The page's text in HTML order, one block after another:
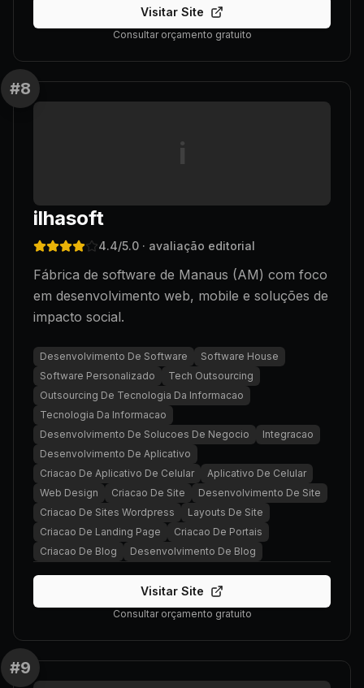
Visitar Site
Consultar orçamento gratuito
#8
i
ilhasoft
4.4/5.0 · avaliação editorial
Fábrica de software de Manaus (AM) com foco
em desenvolvimento web, mobile e soluções de
impacto social.
Desenvolvimento De Software
Software House
Software Personalizado
Tech Outsourcing
Outsourcing De Tecnologia Da Informacao
Tecnologia Da Informacao
Desenvolvimento De Solucoes De Negocio
Integracao
Desenvolvimento De Aplicativo
Criacao De Aplicativo De Celular
Aplicativo De Celular
Web Design
Criacao De Site
Desenvolvimento De Site
Criacao De Sites Wordpress
Layouts De Site
Criacao De Landing Page
Criacao De Portais
Criacao De Blog
Desenvolvimento De Blog
Visitar Site
Consultar orçamento gratuito
#9